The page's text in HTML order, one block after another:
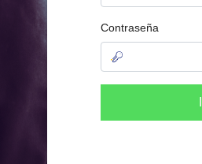
Contraseña